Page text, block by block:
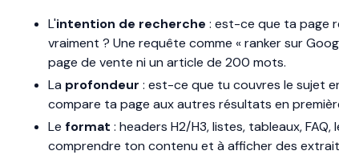
L'intention de recherche : est-ce que ta page
vraiment ? Une requête comme « ranker sur
page de vente ni un article de 200 mots.
La profondeur : est-ce que tu couvres le sujet
compare ta page aux autres résultats en
Le format : headers H2/H3, listes, tableaux,
comprendre ton contenu et à afficher des